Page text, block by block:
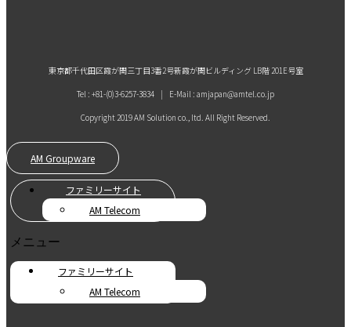
東京都千代田区霞が関三丁目3番2号新霞が関ビルディング LB階 201E号室
Tel : +81-(0)3-6257-3834 | E-Mail : amjapan@amtel.co.jp
Copyright 2019 AM Solution co., ltd. All Right Reserved.
AM Groupware
ファミリーサイト
AM Telecom
メニュー
ファミリーサイト
AM Telecom